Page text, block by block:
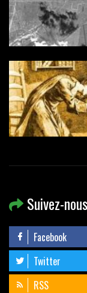
Suivez-nous
Facebook
Twitter
RSS